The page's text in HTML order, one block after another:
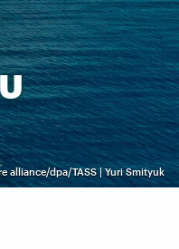
alliance/dpa/TASS | Yuri Smityuk